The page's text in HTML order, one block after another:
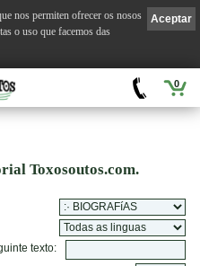
0
Toxosoutos.com.
texto:
Aceptar
nos permiten ofrecer os nosos
o uso que facemos das